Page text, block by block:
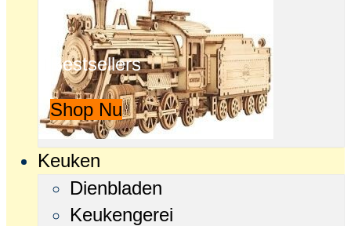
Bestsellers
Shop Nu
Keuken
Dienbladen
Keukengerei